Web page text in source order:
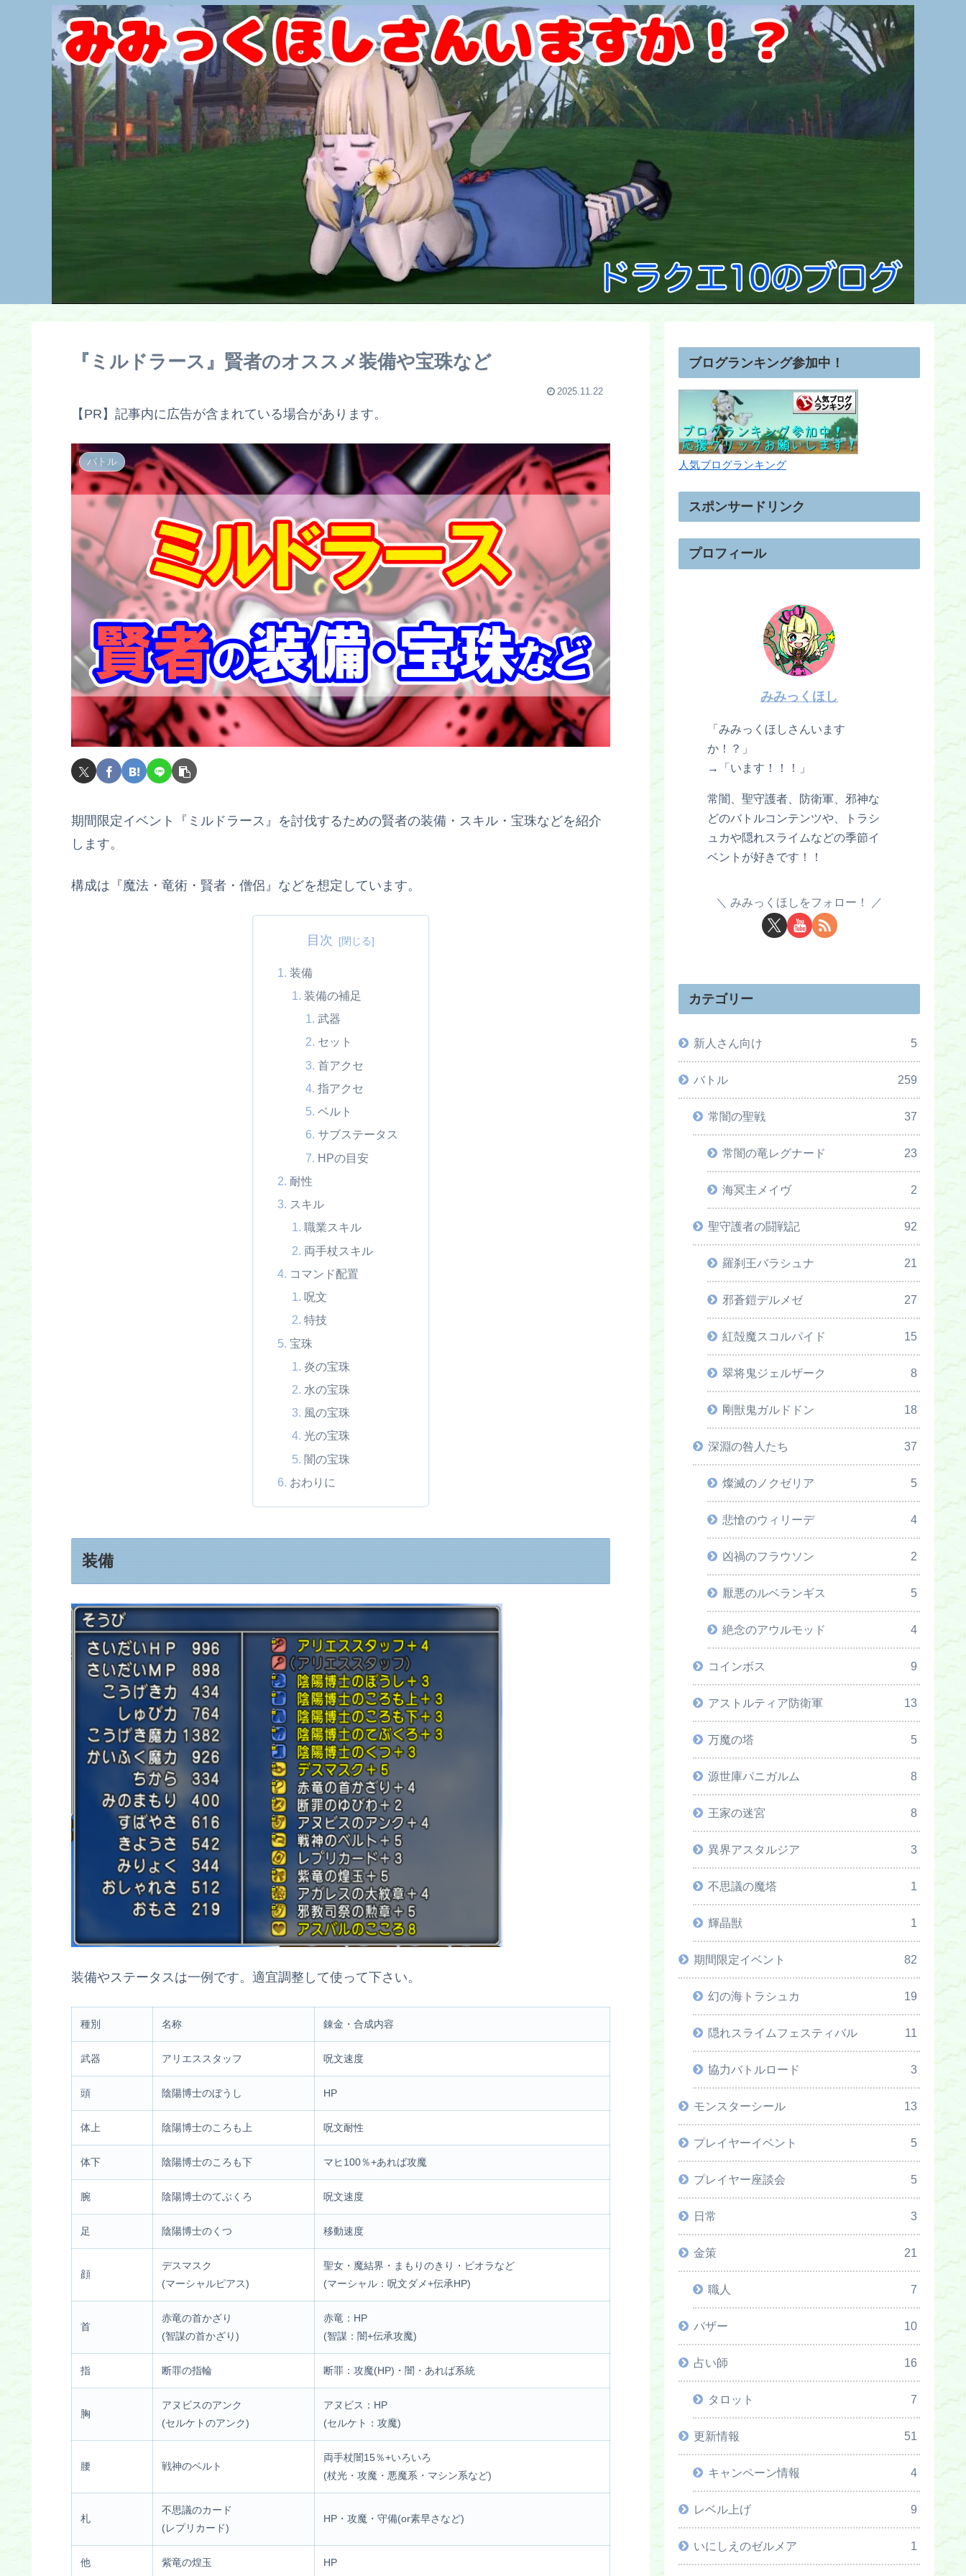
『ミルドラース』賢者のオススメ装備や宝珠など
2025.11.22
【PR】記事内に広告が含まれている場合があります。
バトル
期間限定イベント『ミルドラース』を討伐するための賢者の装備・スキル・宝珠などを紹介
します。
構成は『魔法・竜術・賢者・僧侶』などを想定しています。
目次
装備
装備の補足
武器
セット
首アクセ
指アクセ
ベルト
サブステータス
HPの目安
耐性
スキル
職業スキル
両手杖スキル
コマンド配置
呪文
特技
宝珠
炎の宝珠
水の宝珠
風の宝珠
光の宝珠
闇の宝珠
おわりに
装備
装備やステータスは一例です。適宜調整して使って下さい。
種別 名称 錬金・合成内容
武器 アリエススタッフ 呪文速度
頭 陰陽博士のぼうし HP
体上 陰陽博士のころも上 呪文耐性
体下 陰陽博士のころも下 マヒ100％+あれば攻魔
腕 陰陽博士のてぶくろ 呪文速度
足 陰陽博士のくつ 移動速度
顔
デスマスク
(マーシャルピアス)
聖女・魔結界・まもりのきり・ピオラなど
(マーシャル：呪文ダメ+伝承HP)
首
赤竜の首かざり
(智謀の首かざり)
赤竜：HP
(智謀：闇+伝承攻魔)
指 断罪の指輪 断罪：攻魔(HP)・闇・あれば系統
胸
アヌビスのアンク
(セルケトのアンク)
アヌビス：HP
(セルケト：攻魔)
腰 戦神のベルト
両手杖闇15％+いろいろ
(杖光・攻魔・悪魔系・マシン系など)
札
不思議のカード
(レプリカード)
HP・攻魔・守備(or素早さなど)
他 紫竜の煌玉 HP
ブログランキング参加中！
人気ブログランキング
スポンサードリンク
プロフィール
みみっくほし
「みみっくほしさんいます
か！？」
→「います！！！」
常闇、聖守護者、防衛軍、邪神な
どのバトルコンテンツや、トラシ
ュカや隠れスライムなどの季節イ
ベントが好きです！！
みみっくほしをフォロー！
カテゴリー
新人さん向け 5
バトル 259
常闇の聖戦 37
常闇の竜レグナード 23
海冥主メイヴ 2
聖守護者の闘戦記 92
羅刹王バラシュナ 21
邪蒼鎧デルメゼ 27
紅殻魔スコルパイド 15
翠将鬼ジェルザーク 8
剛獣鬼ガルドドン 18
深淵の咎人たち 37
燦滅のノクゼリア 5
悲愴のウィリーデ 4
凶禍のフラウソン 2
厭悪のルベランギス 5
絶念のアウルモッド 4
コインボス 9
アストルティア防衛軍 13
万魔の塔 5
源世庫パニガルム 8
王家の迷宮 8
異界アスタルジア 3
不思議の魔塔 1
輝晶獣 1
期間限定イベント 82
幻の海トラシュカ 19
隠れスライムフェスティバル 11
協力バトルロード 3
モンスターシール 13
プレイヤーイベント 5
プレイヤー座談会 5
日常 3
金策 21
職人 7
バザー 10
占い師 16
タロット 7
更新情報 51
キャンペーン情報 4
レベル上げ 9
いにしえのゼルメア 1